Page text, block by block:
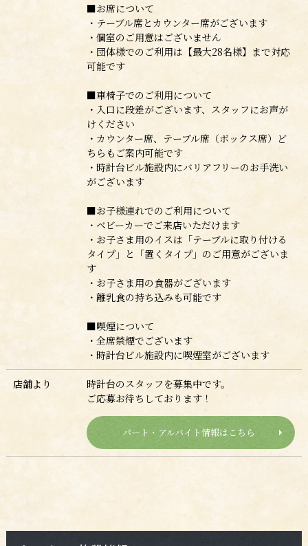
■お席について
・テーブル席とカウンター席がございます
・個室のご用意はございません
・ 団体様でのご利用は【最大28名様】まで対応
可能です
■車椅子でのご利用について
・ 入口に段差がございます、スタッフにお声が
けください
・カウンター席、テーブル席（ボックス席）ど
ちらもご案内可能です
・時計台ビル施設内にバリアフリーのお手洗い
がございます
■お子様連れでのご利用について
・ベビーカーでご来店いただけます
・お子さま用のイスは「テーブルに取り付ける
タイプ」と「置くタイプ」のご用意がございま
す
・お子さま用の食器がございます
・離乳食の持ち込みも可能です
■喫煙について
・全席禁煙でございます
・時計台ビル施設内に喫煙室がございます
店舗より
時計台のスタッフを募集中です。
ご応募お待ちしております！
パート・アルバイト情報はこちら